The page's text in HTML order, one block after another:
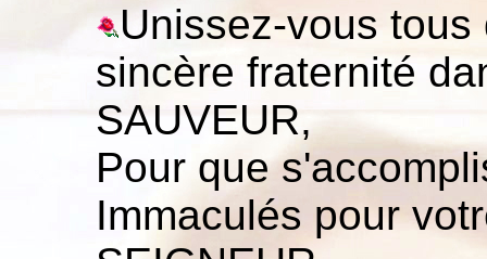
Unissez-vous
sincère fraternité
SAUVEUR,
Pour que
Immaculés pour